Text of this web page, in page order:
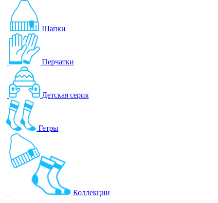
Шапки
Перчатки
Детская серия
Гетры
Коллекции